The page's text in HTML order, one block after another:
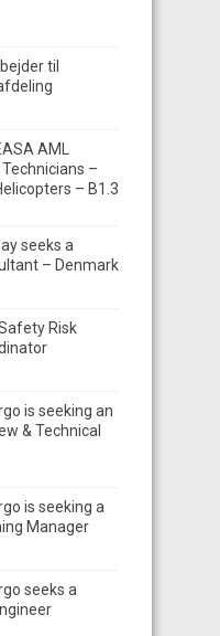
til
AML
–
– B1.3
seeks a
– Denmark
Risk
is seeking an
& Technical
is seeking a
Manager
seeks a